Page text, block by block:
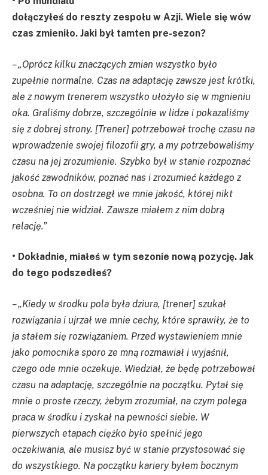
dołączyłeś do reszty zespołu w Azji. Wiele się wów
czas zmieniło. Jaki był tamten pre-sezon?
– „Oprócz kilku znaczących zmian wszystko było
zupełnie normalne. Czas na adaptację zawsze jest krótki,
ale z nowym trenerem wszystko ułożyło się w mgnieniu
oka. Graliśmy dobrze, szczególnie w lidze i pokazaliśmy
się z dobrej strony. [Trener] potrzebował trochę czasu na
wprowadzenie swojej filozofii gry, a my potrzebowaliśmy
czasu na jej zrozumienie. Szybko był w stanie rozpoznać
jakość zawodników, poznać nas i zrozumieć każdego z
osobna. To on dostrzegł we mnie jakość, której nikt
wcześniej nie widział. Zawsze miałem z nim dobrą
relację.”
• Dokładnie, miałeś w tym sezonie nową pozycję. Jak
do tego podszedłeś?
– „Kiedy w środku pola była dziura, [trener] szukał
rozwiązania i ujrzał we mnie cechy, które sprawiły, że to
ja stałem się rozwiązaniem. Przed wystawieniem mnie
jako pomocnika sporo ze mną rozmawiał i wyjaśnił,
czego ode mnie oczekuje. Wiedział, że będę potrzebował
czasu na adaptację, szczególnie na początku. Pytał się
mnie o proste rzeczy, żebym zrozumiał, na czym polega
praca w środku i zyskał na pewności siebie. W
pierwszych etapach ciężko było spełnić jego
oczekiwania, ale musisz być w stanie przystosować się
do wszystkiego. Na początku kariery byłem bocznym